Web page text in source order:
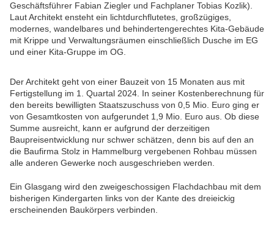
Geschäftsführer Fabian Ziegler und Fachplaner Tobias Kozlik).
Laut Architekt ensteht ein lichtdurchflutetes, großzügiges,
modernes, wandelbares und behindertengerechtes Kita-Gebäude
mit Krippe und Verwaltungsräumen einschließlich Dusche im EG
und einer Kita-Gruppe im OG.
Der Architekt geht von einer Bauzeit von 15 Monaten aus mit
Fertigstellung im 1. Quartal 2024. In seiner Kostenberechnung für
den bereits bewilligten Staatszuschuss von 0,5 Mio. Euro ging er
von Gesamtkosten von aufgerundet 1,9 Mio. Euro aus. Ob diese
Summe ausreicht, kann er aufgrund der derzeitigen
Baupreisentwicklung nur schwer schätzen, denn bis auf den an
die Baufirma Stolz in Hammelburg vergebenen Rohbau müssen
alle anderen Gewerke noch ausgeschrieben werden.
Ein Glasgang wird den zweigeschossigen Flachdachbau mit dem
bisherigen Kindergarten links von der Kante des dreieickig
erscheinenden Baukörpers verbinden.